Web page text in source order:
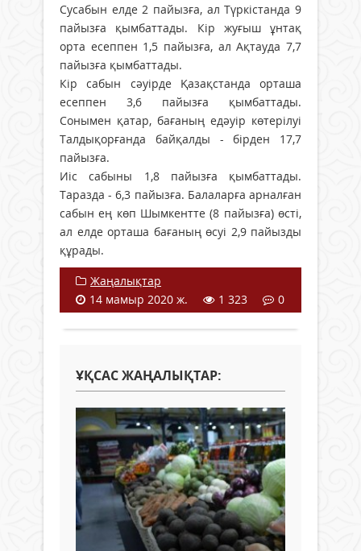
Сусабын елде 2 пайызға, ал Түркістанда 9
пайызға қымбаттады. Кір жуғыш ұнтақ
орта есеппен 1,5 пайызға, ал Ақтауда 7,7
пайызға қымбаттады.
Кір сабын сәуірде Қазақстанда орташа
есеппен 3,6 пайызға қымбаттады.
Сонымен қатар, бағаның едәуір көтерілуі
Талдықорғанда байқалды - бірден 17,7
пайызға.
Иіс сабыны 1,8 пайызға қымбаттады.
Таразда - 6,3 пайызға. Балаларға арналған
сабын ең көп Шымкентте (8 пайызға) өсті,
ал елде орташа бағаның өсуі 2,9 пайызды
құрады.
Жаңалықтар
14 мамыр 2020 ж.
1 323 0
ҰҚСАС ЖАҢАЛЫҚТАР: